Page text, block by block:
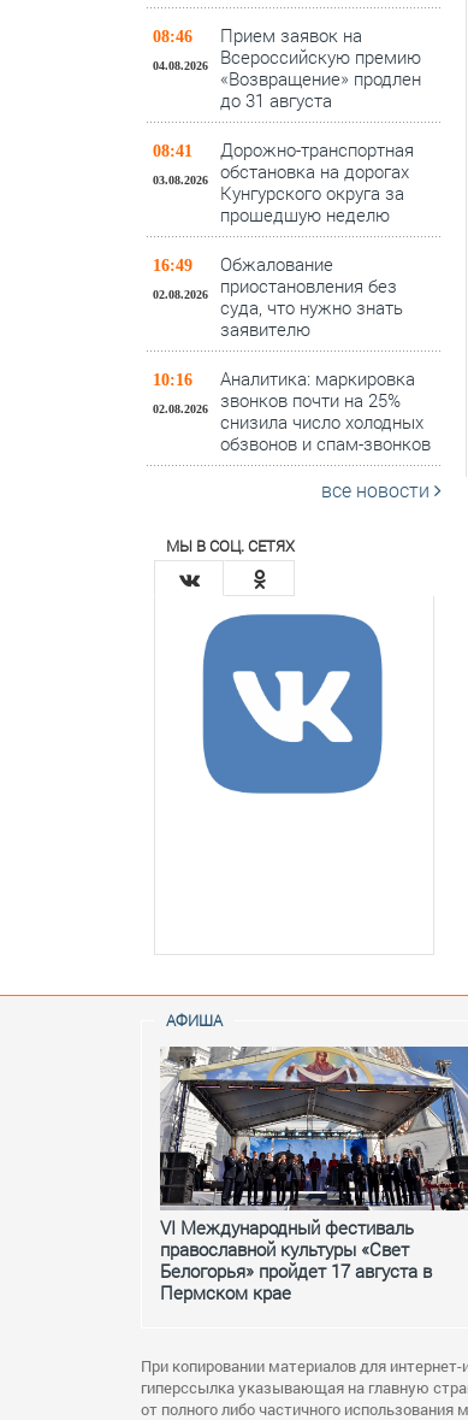
08:46
04.08.2026
Прием заявок на
Всероссийскую премию
«Возвращение» продлен
до 31 августа
08:41
03.08.2026
Дорожно-транспортная
обстановка на дорогах
Кунгурского округа за
прошедшую неделю
16:49
02.08.2026
Обжалование
приостановления без
суда, что нужно знать
заявителю
10:16
02.08.2026
Аналитика: маркировка
звонков почти на 25%
снизила число холодных
обзвонов и спам-звонков
все новости
МЫ В СОЦ. СЕТЯХ
АФИША
VI Международный фестиваль
православной культуры «Свет
Белогорья» пройдет 17 августа в
Пермском крае
При копировании материалов для
гиперссылка указывающая на главную
от полного либо частичного использования